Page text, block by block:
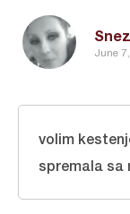
June
volim
spremala sa